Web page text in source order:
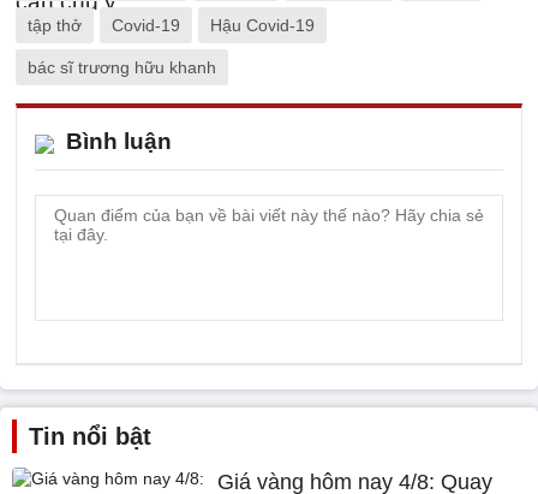
tập thở Covid-19 Hậu Covid-19
bác sĩ trương hữu khanh
Bình luận
Tin nổi bật
Giá vàng hôm nay 4/8: Quay